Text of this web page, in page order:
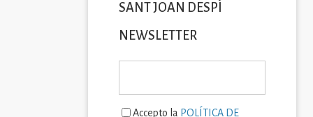
SANT JOAN DESPÍ
NEWSLETTER
Accepto la POLÍTICA DE